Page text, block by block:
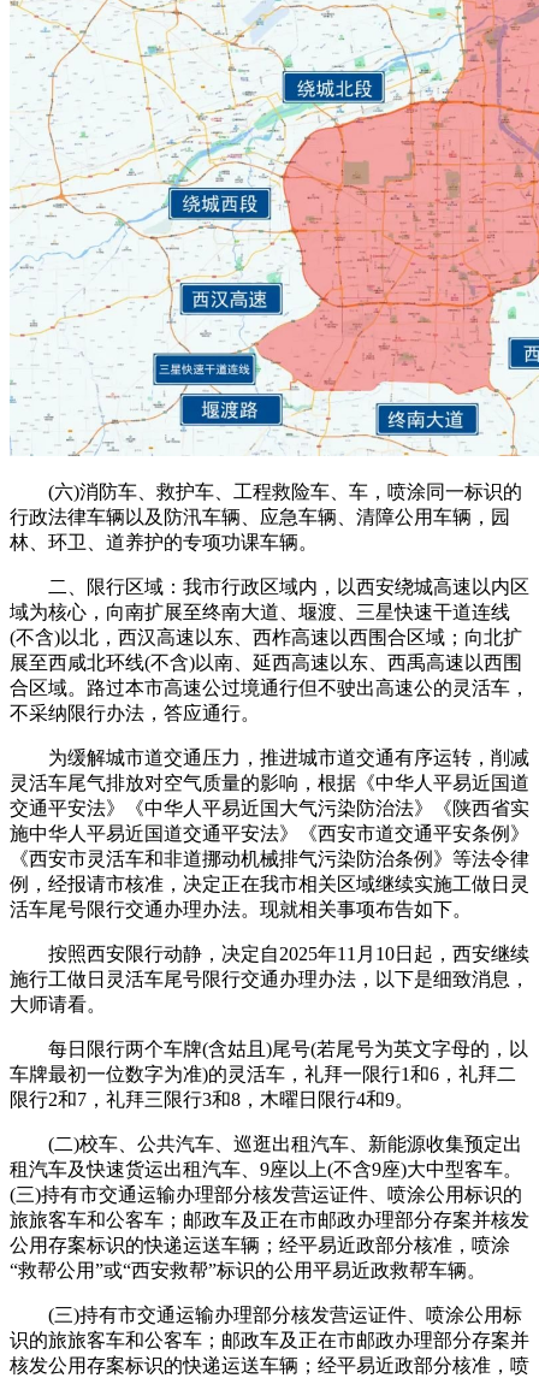
(六)消防车、救护车、工程救险车、车，喷涂同一标识的
行政法律车辆以及防汛车辆、应急车辆、清障公用车辆，园
林、环卫、道养护的专项功课车辆。
二、限行区域：我市行政区域内，以西安绕城高速以内区
域为核心，向南扩展至终南大道、堰渡、三星快速干道连线
(不含)以北，西汉高速以东、西柞高速以西围合区域；向北扩
展至西咸北环线(不含)以南、延西高速以东、西禹高速以西围
合区域。路过本市高速公过境通行但不驶出高速公的灵活车，
不采纳限行办法，答应通行。
为缓解城市道交通压力，推进城市道交通有序运转，削减
灵活车尾气排放对空气质量的影响，根据《中华人平易近国道
交通平安法》《中华人平易近国大气污染防治法》《陕西省实
施中华人平易近国道交通平安法》《西安市道交通平安条例》
《西安市灵活车和非道挪动机械排气污染防治条例》等法令律
例，经报请市核准，决定正在我市相关区域继续实施工做日灵
活车尾号限行交通办理办法。现就相关事项布告如下。
按照西安限行动静，决定自2025年11月10日起，西安继续
施行工做日灵活车尾号限行交通办理办法，以下是细致消息，
大师请看。
每日限行两个车牌(含姑且)尾号(若尾号为英文字母的，以
车牌最初一位数字为准)的灵活车，礼拜一限行1和6，礼拜二
限行2和7，礼拜三限行3和8，木曜日限行4和9。
(二)校车、公共汽车、巡逛出租汽车、新能源收集预定出
租汽车及快速货运出租汽车、9座以上(不含9座)大中型客车。
(三)持有市交通运输办理部分核发营运证件、喷涂公用标识的
旅旅客车和公客车；邮政车及正在市邮政办理部分存案并核发
公用存案标识的快递运送车辆；经平易近政部分核准，喷涂
“救帮公用”或“西安救帮”标识的公用平易近政救帮车辆。
(三)持有市交通运输办理部分核发营运证件、喷涂公用标
识的旅旅客车和公客车；邮政车及正在市邮政办理部分存案并
核发公用存案标识的快递运送车辆；经平易近政部分核准，喷